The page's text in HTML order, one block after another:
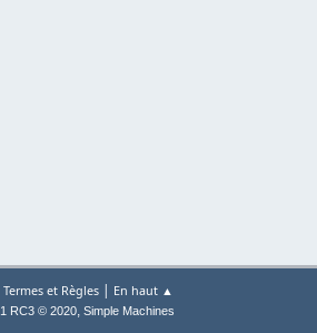
Termes et Règles| En haut ▲
RC3 © 2020, Simple Machines